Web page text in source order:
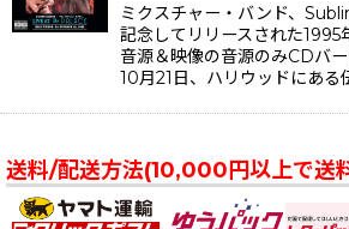
ミクスチャー・バンド、
記念してリリースされた
音源＆映像の音源のみCDバ
10月21日、ハリウッドにある
送料/配送方法(10,000円以上で送